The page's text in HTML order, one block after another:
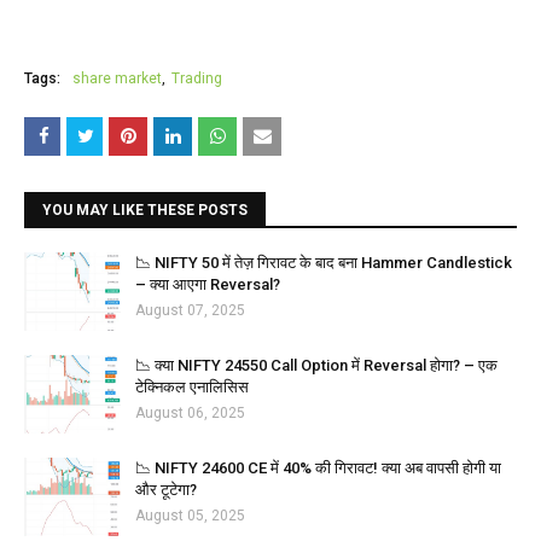
Tags: share market Trading
YOU MAY LIKE THESE POSTS
📉 NIFTY 50 में तेज़ गिरावट के बाद बना Hammer Candlestick
– क्या आएगा Reversal?
August 07, 2025
📉 क्या NIFTY 24550 Call Option में Reversal होगा? – एक
टेक्निकल एनालिसिस
August 06, 2025
📉 NIFTY 24600 CE में 40% की गिरावट! क्या अब वापसी होगी या
और टूटेगा?
August 05, 2025